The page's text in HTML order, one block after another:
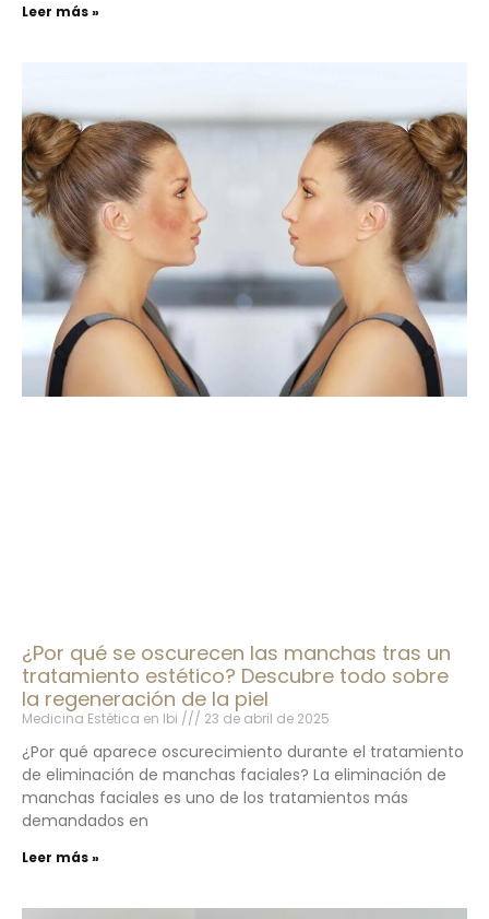
Leer más »
¿Por qué se oscurecen las manchas tras un
tratamiento estético? Descubre todo sobre
la regeneración de la piel
Medicina Estética en Ibi 23 de abril de 2025
¿Por qué aparece oscurecimiento durante el tratamiento
de eliminación de manchas faciales? La eliminación de
manchas faciales es uno de los tratamientos más
demandados en
Leer más »